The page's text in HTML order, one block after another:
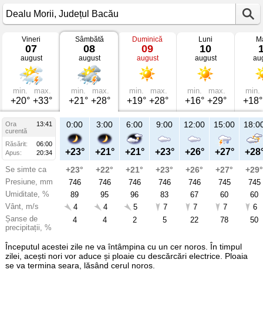
Vremea
Dealu
Morii
mâine
Județul
Bacău
Vineri
07
august
min.
+20°
max.
+33°
Sâmbătă
08
august
min.
+21°
max.
+28°
Duminică
09
august
min.
+19°
max.
+28°
Luni
10
august
min.
+16°
max.
+29°
min.
+18°
Ora
13:41
curentă
Răsărit:
06:00
Apus:
20:34
Se simte ca
Presiune, mm
Umiditate, %
Vânt, m/s
Șanse de
precipitații, %
21:00
+24°
+24°
746
76
3
31
Sâ
aug
0:00
+23°
+23°
746
89
4
4
3:00
+21°
+22°
746
95
4
4
6:00
+21°
+21°
746
96
5
2
9:00
+23°
+23°
746
83
7
5
12:00
+26°
+26°
746
67
7
22
15:00
+27°
+27°
745
60
7
78
+29°
745
60
6
50
Începutul acestei zile ne va întâmpina cu un cer noros. În timpul
zilei, acești nori vor aduce și ploaie cu descărcări electrice. Ploaia
se va termina seara, lăsând cerul noros.